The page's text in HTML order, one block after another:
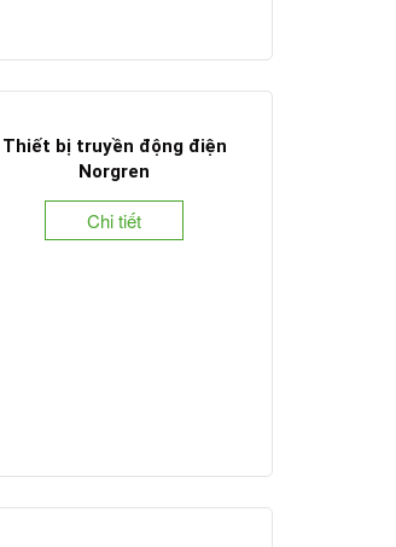
Thiết bị truyền động điện
Norgren
Chi tiết